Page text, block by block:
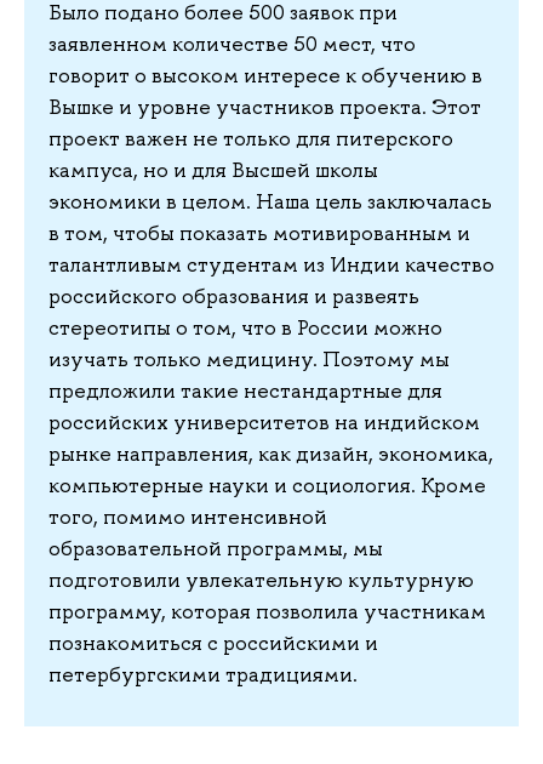
Было подано более 500 заявок при
заявленном количестве 50 мест, что
говорит о высоком интересе к обучению в
Вышке и уровне участников проекта. Этот
проект важен не только для питерского
кампуса, но и для Высшей школы
экономики в целом. Наша цель заключалась
в том, чтобы показать мотивированным и
талантливым студентам из Индии качество
российского образования и развеять
стереотипы о том, что в России можно
изучать только медицину. Поэтому мы
предложили такие нестандартные для
российских университетов на индийском
рынке направления, как дизайн, экономика,
компьютерные науки и социология. Кроме
того, помимо интенсивной
образовательной программы, мы
подготовили увлекательную культурную
программу, которая позволила участникам
познакомиться с российскими и
петербургскими традициями.